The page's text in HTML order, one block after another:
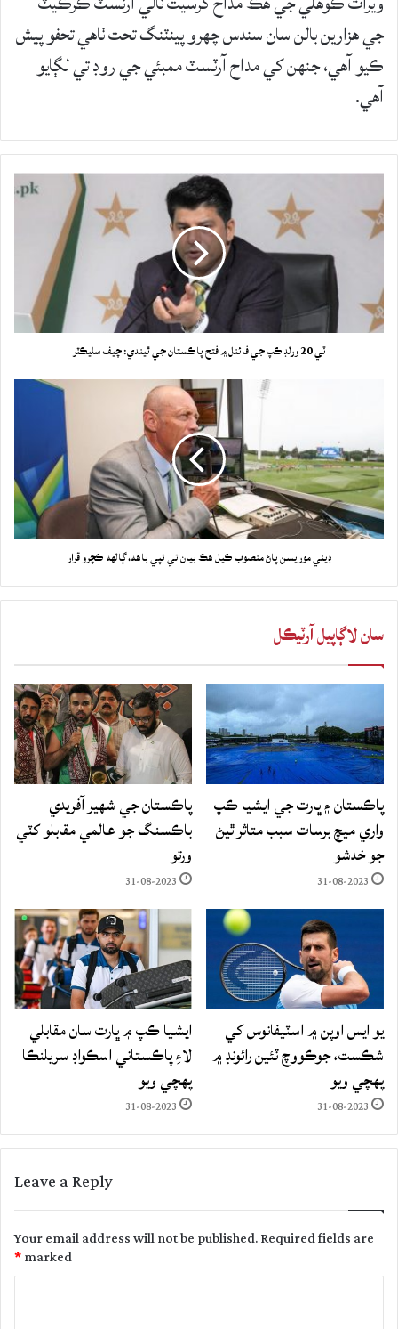
جي هزارين بالن سان سندس چهرو پينٽنگ تحت ٺاهي تحفو پيش
ڪيو آهي، جنهن کي مداح آرٽسٽ ممبئي جي روڊ تي لڳايو
آهي.
ٽي 20 ورلڊ ڪپ جي فائنل ۾ فتح پاڪستان جي ٿيندي: چيف سليڪٽر
ڊيني موريسن پاڻ منصوب ڪيل هڪ بيان تي تپي باهه، ڳالهه ڪچرو قرار
سان لاڳاپيل آرٽيڪل
پاڪستان ۽ ڀارت جي ايشيا ڪپ
واري ميچ برسات سبب متاثر ٿيڻ
جو خدشو
31-08-2023
پاڪستان جي شهير آفريدي
باڪسنگ جو عالمي مقابلو کٽي
ورتو
31-08-2023
يو ايس اوپن ۾ اسٽيفانوس کي
شڪست، جوڪووچ ٽئين رائونڊ ۾
پهچي ويو
31-08-2023
ايشيا ڪپ ۾ ڀارت سان مقابلي
لاءِ پاڪستاني اسڪواڊ سريلنڪا
پهچي ويو
31-08-2023
Leave a Reply
Your email address will not be published.Required fields are
marked
*